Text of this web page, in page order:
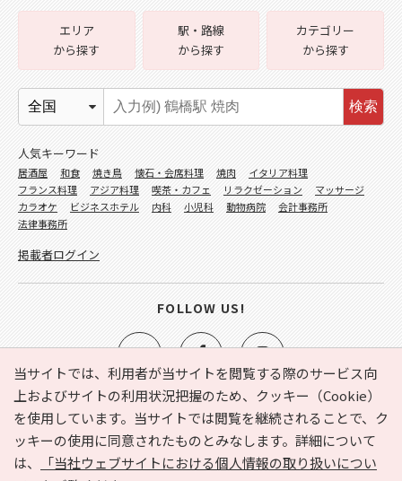
当サイトでは、利用者が当サイトを閲覧する際のサービス向
上およびサイトの利用状況把握のため、クッキー（Cookie）
を使用しています。当サイトでは閲覧を継続されることで、ク
ッキーの使用に同意されたものとみなします。詳細について
は、
「当社ウェブサイトにおける個人情報の取り扱いについ
e-NAVITA（イーナビタ）とは？ お気に入り
ヘルプ
利用規約
個人情報の取り扱いについて
運営会社
サイトマップ
広告掲載に関するお問い合わせ
エリア
から探す
駅・路線
から探す
カテゴリー
から探す
検索
人気キーワード
居酒屋 和食 焼き鳥 懐石・会席料理 焼肉
イタリア料理
フランス料理
アジア料理 喫茶・カフェ リラクゼーション
マッサージ
カラオケ
ビジネスホテル 内科 小児科 動物病院
会計事務所
法律事務所
掲載者ログイン
FOLLOW US!